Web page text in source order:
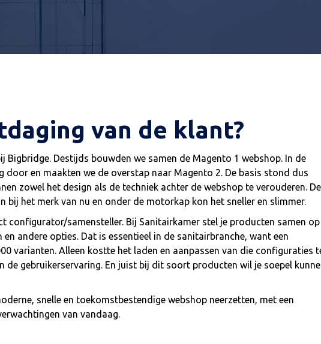
versneld
van de klant?
Bigbridge. Destijds bouwden we samen de Magento 1 webshop. In de
door en maakten we de overstap naar Magento 2. De basis stond dus
zowel het design als de techniek achter de webshop te verouderen. De
het merk van nu en onder de motorkap kon het sneller en slimmer.
configurator/samensteller. Bij Sanitairkamer stel je producten samen op
andere opties. Dat is essentieel in de sanitairbranche, want een
varianten. Alleen kostte het laden en aanpassen van die configuraties
de gebruikerservaring. En juist bij dit soort producten wil je soepel
snelle en toekomstbestendige webshop neerzetten, met een
van vandaag.